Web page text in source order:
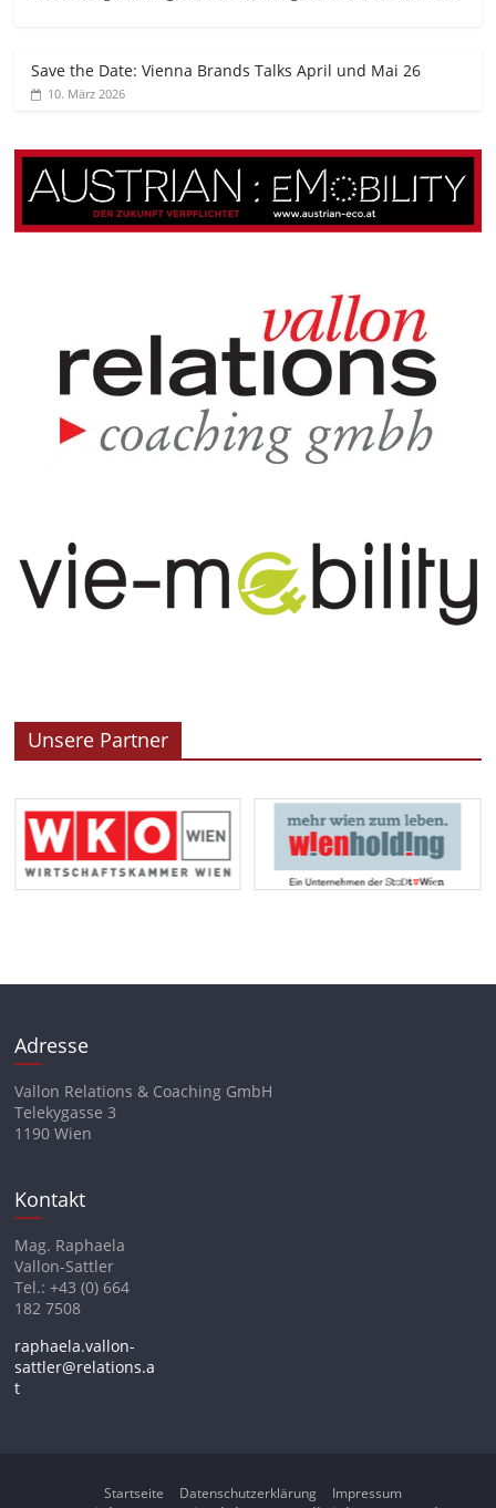
Save the Date: Vienna Brands Talks April und Mai 26
10. März 2026
Unsere Partner
Adresse
Vallon Relations & Coaching GmbH
Telekygasse 3
1190 Wien
Kontakt
Mag. Raphaela
Vallon-Sattler
Tel.: +43 (0) 664
182 7508
raphaela.vallon-
sattler@relations.a
t
Startseite Datenschutzerklärung Impressum